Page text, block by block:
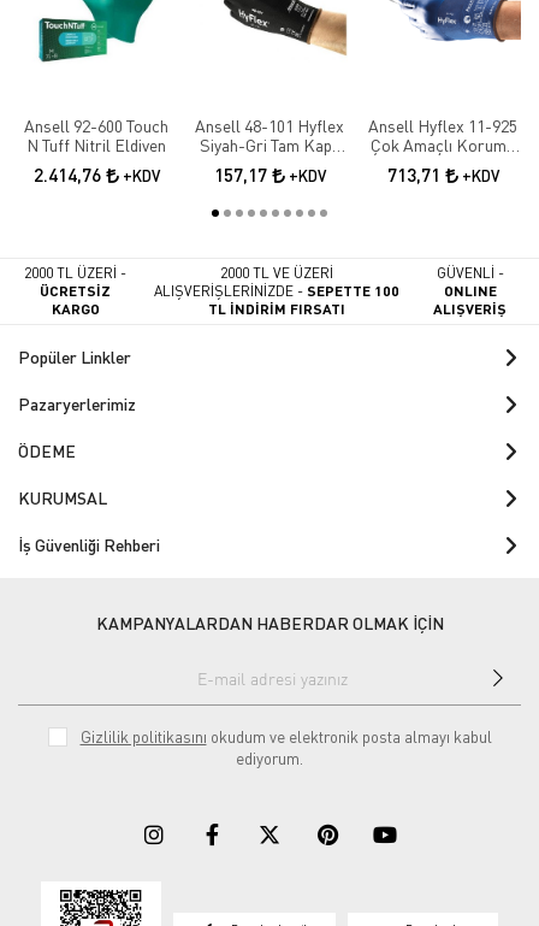
Ansell 92-600 Touch
N Tuff Nitril Eldiven
2.414,76 +KDV
Ansell 48-101 Hyflex
Siyah-Gri Tam Kaplı
Sensilite Poliüretan
Hassas İş Eldiveni
157,17 +KDV
Ansell Hyflex 11-925
Çok Amaçlı Koruma
İş Eldiveni
713,71 +KDV
2000 TL ÜZERİ -
ÜCRETSİZ
KARGO
2000 TL VE ÜZERİ
ALIŞVERİŞLERİNİZDE -SEPETTE 100
TL İNDİRİM FIRSATI
GÜVENLİ -
ONLINE
ALIŞVERİŞ
Popüler Linkler
Pazaryerlerimiz
ÖDEME
KURUMSAL
İş Güvenliği Rehberi
KAMPANYALARDAN HABERDAR OLMAK İÇİN
Gizlilik politikasını okudum ve elektronik posta almayı kabul
ediyorum.